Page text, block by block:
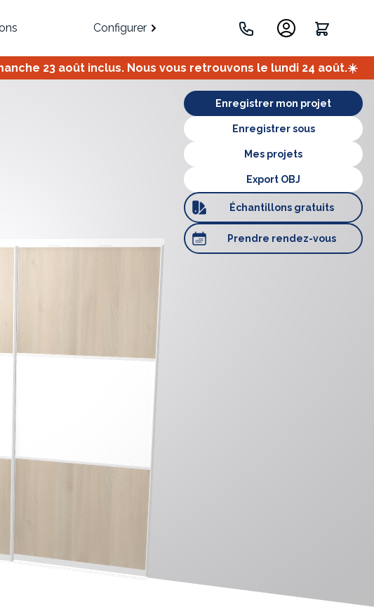
Configurer
ressemble.
Meuble bas
23 août inclus. Nous vous retrouvons le lundi 24 août.☀️
Enregistrer mon projet
Enregistrer sous
Mes projets
Export OBJ
Échantillons gratuits
Prendre rendez-vous